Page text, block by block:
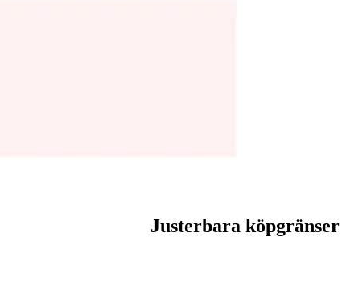
Justerbara köpgränser